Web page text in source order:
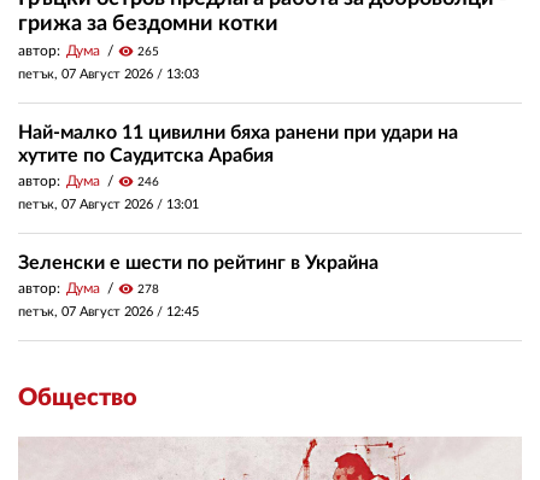
грижа за бездомни котки
автор: Дума visibility 265
петък, 07 Август 2026 / 13:03
Най-малко 11 цивилни бяха ранени при удари на
хутите по Саудитска Арабия
автор: Дума visibility 246
петък, 07 Август 2026 / 13:01
Зеленски е шести по рейтинг в Украйна
автор: Дума visibility 278
петък, 07 Август 2026 / 12:45
Общество